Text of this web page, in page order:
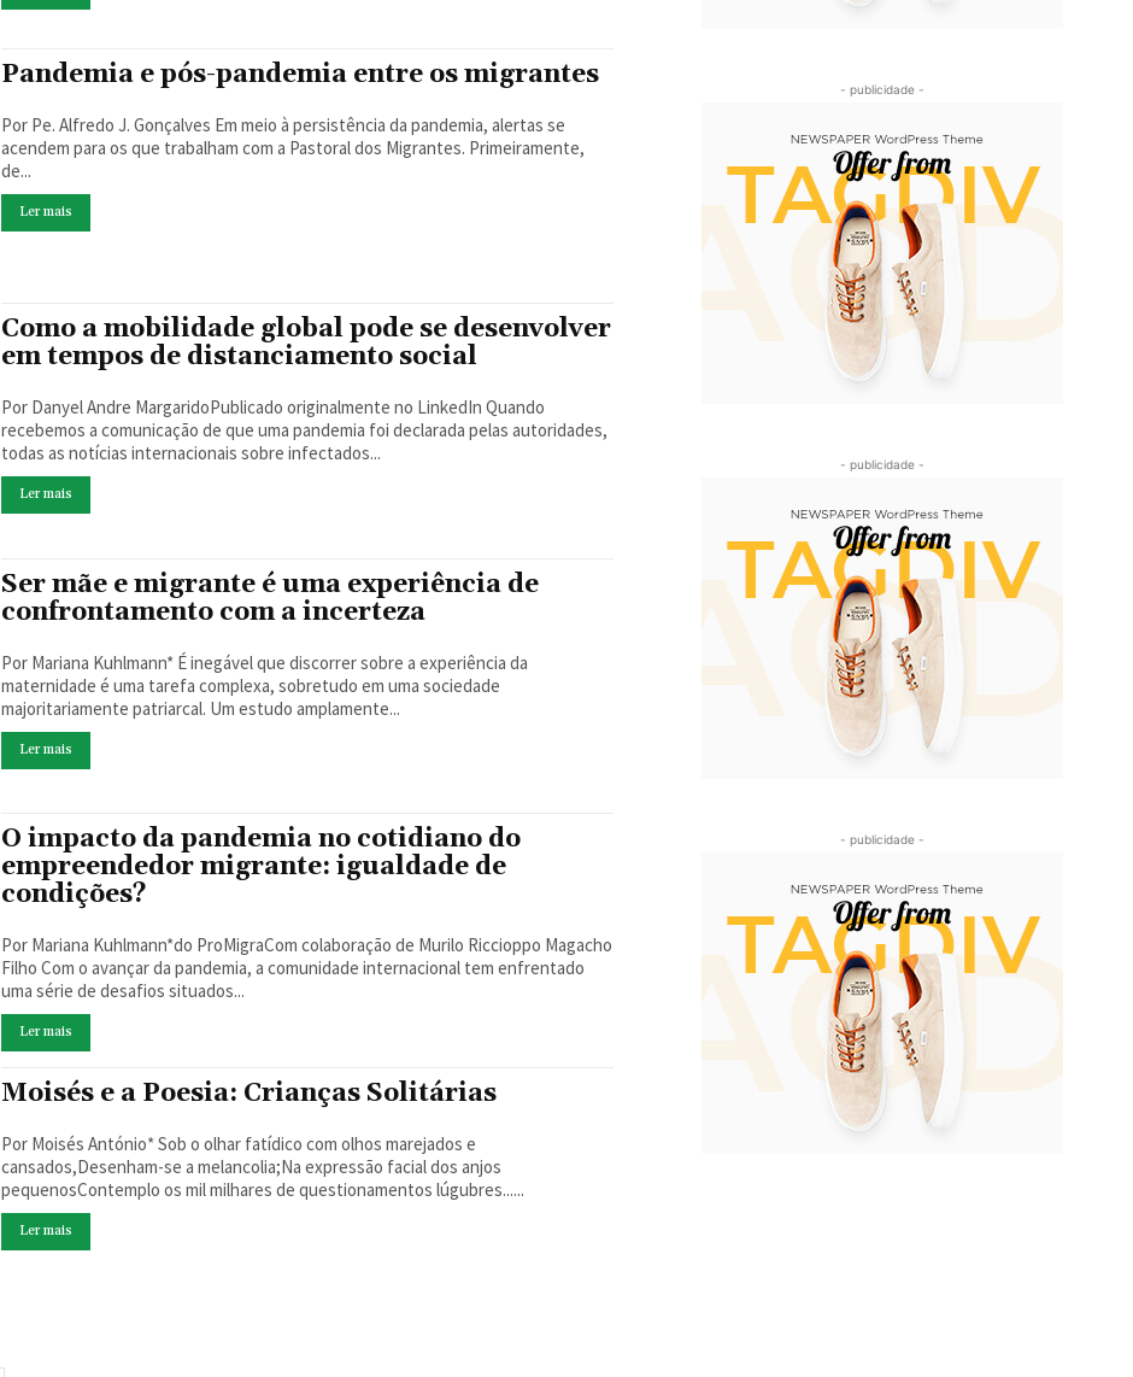
Pandemia e pós-pandemia entre os migrantes
Por Pe. Alfredo J. Gonçalves Em meio à persistência da pandemia, alertas se
acendem para os que trabalham com a Pastoral dos Migrantes. Primeiramente,
de...
Ler mais
Como a mobilidade global pode se desenvolver
em tempos de distanciamento social
Por Danyel Andre MargaridoPublicado originalmente no LinkedIn Quando
recebemos a comunicação de que uma pandemia foi declarada pelas autoridades,
todas as notícias internacionais sobre infectados...
Ler mais
Ser mãe e migrante é uma experiência de
confrontamento com a incerteza
Por Mariana Kuhlmann* É inegável que discorrer sobre a experiência da
maternidade é uma tarefa complexa, sobretudo em uma sociedade
majoritariamente patriarcal. Um estudo amplamente...
Ler mais
O impacto da pandemia no cotidiano do
empreendedor migrante: igualdade de
condições?
Por Mariana Kuhlmann*do ProMigraCom colaboração de Murilo Riccioppo Magacho
Filho Com o avançar da pandemia, a comunidade internacional tem enfrentado
uma série de desafios situados...
Ler mais
Moisés e a Poesia: Crianças Solitárias
Por Moisés António* Sob o olhar fatídico com olhos marejados e
cansados,Desenham-se a melancolia;Na expressão facial dos anjos
pequenosContemplo os mil milhares de questionamentos lúgubres......
Ler mais
- publicidade -
- publicidade -
- publicidade -